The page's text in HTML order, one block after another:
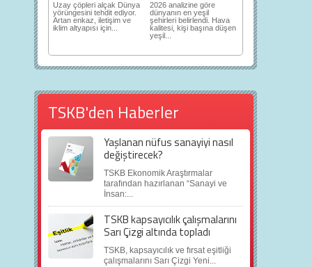
Uzay çöpleri alçak Dünya
yörüngesini tehdit ediyor.
Artan enkaz, iletişim ve
iklim altyapısı için...
2026 analizine göre
dünyanın en yeşil
şehirleri belirlendi. Hava
kalitesi, kişi başına düşen
yeşil...
TSKB'den Haberler
Yaşlanan nüfus sanayiyi nasıl
değiştirecek?
TSKB Ekonomik Araştırmalar
tarafından hazırlanan “Sanayi ve
İnsan:...
TSKB kapsayıcılık çalışmalarını
Sarı Çizgi altında topladı
TSKB, kapsayıcılık ve fırsat eşitliği
çalışmalarını Sarı Çizgi Yeni...